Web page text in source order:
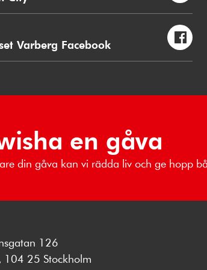
Varberg Facebook
en gåva
din gåva kan vi rädda liv och ge hopp
126
104 25 Stockholm